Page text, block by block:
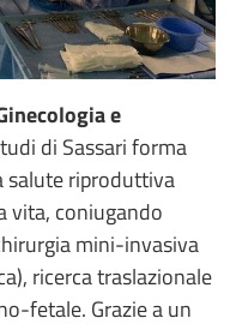
e
di Sassari forma
salute riproduttiva
vita, coniugando
mini-invasiva
ricerca traslazionale
fetale. Grazie a un